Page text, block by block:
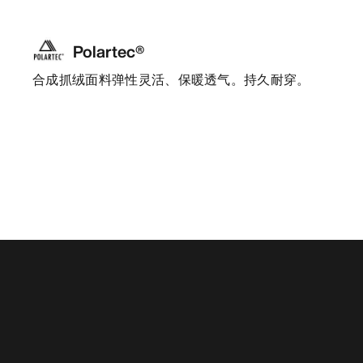
Polartec®
合成抓绒面料弹性灵活、保暖透气。持久耐穿。